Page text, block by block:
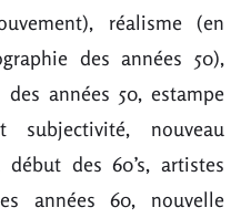
réalisme (en
des années 50),
années 50, estampe
subjectivité, nouveau
des 60’s, artistes
années 60, nouvelle